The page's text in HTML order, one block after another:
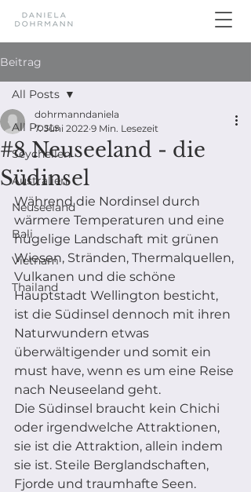
Beitrag
All Posts
Seychellen
Australien
Neuseeland
Bali
Vietnam
Thailand
All Posts
#8 Neuseeland - die
Südinsel
dohrmanndaniela
7. Juni 2022 9 Min. Lesezeit
Während die Nordinsel durch
wärmere Temperaturen und eine
hügelige Landschaft mit grünen
Wiesen, Stränden, Thermalquellen,
Vulkanen und die schöne
Hauptstadt Wellington besticht,
ist die Südinsel dennoch mit ihren
Naturwundern etwas
überwältigender und somit ein
must have, wenn es um eine Reise
nach Neuseeland geht.
Die Südinsel braucht kein Chichi
oder irgendwelche Attraktionen,
sie ist die Attraktion, allein indem
sie ist. Steile Berglandschaften,
Fjorde und traumhafte Seen.